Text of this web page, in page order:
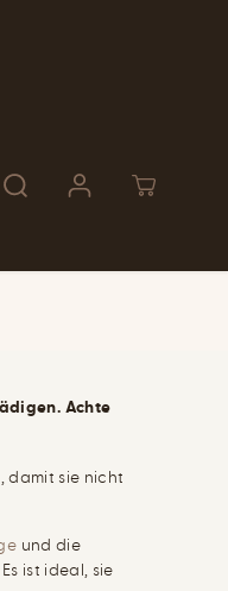
Achte
damit sie nicht
und die
ist ideal, sie